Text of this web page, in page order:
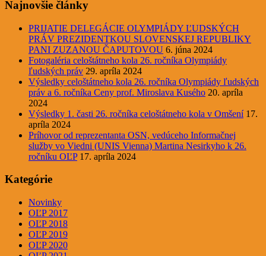
Najnovšie články
PRIJATIE DELEGÁCIE OLYMPIÁDY ĽUDSKÝCH
PRÁV PREZIDENTKOU SLOVENSKEJ REPUBLIKY
PANI ZUZANOU ČAPUTOVOU 6. júna 2024
Fotogaléria celoštátneho kola 26. ročníka Olympiády
ľudských práv 29. apríla 2024
Výsledky celoštátneho kola 26. ročníka Olympiády ľudských
práv a 6. ročníka Ceny prof. Miroslava Kusého 20. apríla
2024
Výsledky 1. časti 26. ročníka celoštátneho kola v Omšení 17.
apríla 2024
Príhovor od reprezentanta OSN, vedúceho Informačnej
služby vo Viedni (UNIS Vienna) Martina Nesirkyho k 26.
ročníku OĽP 17. apríla 2024
Kategórie
Novinky
OĽP 2017
OĽP 2018
OĽP 2019
OĽP 2020